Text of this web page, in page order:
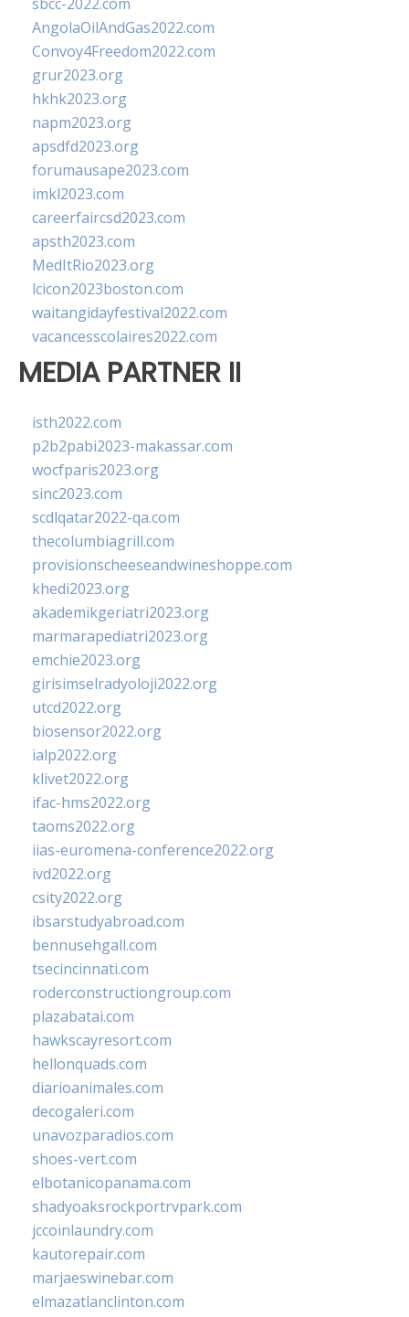
AngolaOilAndGas2022.com
Convoy4Freedom2022.com
grur2023.org
hkhk2023.org
napm2023.org
apsdfd2023.org
forumausape2023.com
imkl2023.com
careerfaircsd2023.com
apsth2023.com
MedItRio2023.org
lcicon2023boston.com
waitangidayfestival2022.com
vacancesscolaires2022.com
MEDIA PARTNER II
isth2022.com
p2b2pabi2023-makassar.com
wocfparis2023.org
sinc2023.com
scdlqatar2022-qa.com
thecolumbiagrill.com
provisionscheeseandwineshoppe.com
khedi2023.org
akademikgeriatri2023.org
marmarapediatri2023.org
emchie2023.org
girisimselradyoloji2022.org
utcd2022.org
biosensor2022.org
ialp2022.org
klivet2022.org
ifac-hms2022.org
taoms2022.org
iias-euromena-conference2022.org
ivd2022.org
csity2022.org
ibsarstudyabroad.com
bennusehgall.com
tsecincinnati.com
roderconstructiongroup.com
plazabatai.com
hawkscayresort.com
hellonquads.com
diarioanimales.com
decogaleri.com
unavozparadios.com
shoes-vert.com
elbotanicopanama.com
shadyoaksrockportrvpark.com
jccoinlaundry.com
kautorepair.com
marjaeswinebar.com
elmazatlanclinton.com